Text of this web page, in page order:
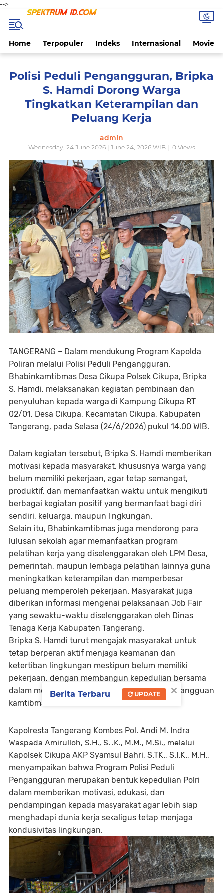
-->
Home Terpopuler Indeks Internasional Movie
Polisi Peduli Pengangguran, Bripka
S. Hamdi Dorong Warga
Tingkatkan Keterampilan dan
Peluang Kerja
admin
Wednesday, 24 June 2026 | June 24, 2026 WIB | 0Views
TANGERANG – Dalam mendukung Program Kapolda
Poliran melalui Polisi Peduli Pengangguran,
Bhabinkamtibmas Desa Cikupa Polsek Cikupa, Bripka
S. Hamdi, melaksanakan kegiatan pembinaan dan
penyuluhan kepada warga di Kampung Cikupa RT
02/01, Desa Cikupa, Kecamatan Cikupa, Kabupaten
Tangerang, pada Selasa (24/6/2026) pukul 14.00 WIB.
Dalam kegiatan tersebut, Bripka S. Hamdi memberikan
motivasi kepada masyarakat, khususnya warga yang
belum memiliki pekerjaan, agar tetap semangat,
produktif, dan memanfaatkan waktu untuk mengikuti
berbagai kegiatan positif yang bermanfaat bagi diri
sendiri, keluarga, maupun lingkungan.
Selain itu, Bhabinkamtibmas juga mendorong para
lulusan sekolah agar memanfaatkan program
pelatihan kerja yang diselenggarakan oleh LPM Desa,
pemerintah, maupun lembaga pelatihan lainnya guna
meningkatkan keterampilan dan memperbesar
peluang memperoleh pekerjaan. Masyarakat juga
diberikan informasi mengenai pelaksanaan Job Fair
yang sewaktu-waktu diselenggarakan oleh Dinas
Tenaga Kerja Kabupaten Tangerang.
Bripka S. Hamdi turut mengajak masyarakat untuk
tetap berperan aktif menjaga keamanan dan
ketertiban lingkungan meskipun belum memiliki
pekerjaan, dengan membangun kepedulian bersama
dalam mencegah potensi tindak pidana dan gangguan
kamtibmas.
Kapolresta Tangerang Kombes Pol. Andi M. Indra
Waspada Amirulloh, S.H., S.I.K., M.M., M.Si., melalui
Kapolsek Cikupa AKP Syamsul Bahri, S.TK., S.I.K., M.H.,
menyampaikan bahwa Program Polisi Peduli
Pengangguran merupakan bentuk kepedulian Polri
dalam memberikan motivasi, edukasi, dan
pendampingan kepada masyarakat agar lebih siap
menghadapi dunia kerja sekaligus tetap menjaga
kondusivitas lingkungan.
×
Berita Terbaru UPDATE